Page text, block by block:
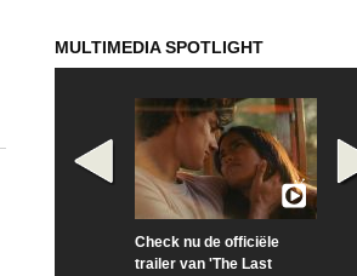
MULTIMEDIA SPOTLIGHT
Check nu de officiële
trailer van 'The Last